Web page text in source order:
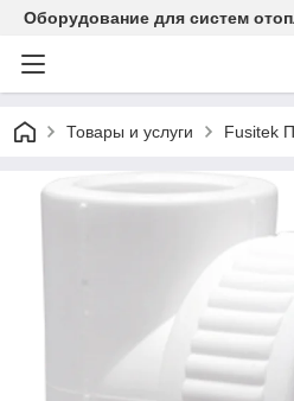
Оборудование для систем
Товары и услуги Fusitek